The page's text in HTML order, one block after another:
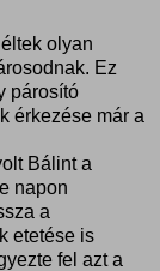
olyan
Ez
párosító
érkezése már a
Bálint a
napon
a
etetése is
fel azt a